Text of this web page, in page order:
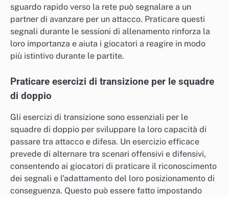
sguardo rapido verso la rete può segnalare a un
partner di avanzare per un attacco. Praticare questi
segnali durante le sessioni di allenamento rinforza la
loro importanza e aiuta i giocatori a reagire in modo
più istintivo durante le partite.
Praticare esercizi di transizione per le squadre
di doppio
Gli esercizi di transizione sono essenziali per le
squadre di doppio per sviluppare la loro capacità di
passare tra attacco e difesa. Un esercizio efficace
prevede di alternare tra scenari offensivi e difensivi,
consentendo ai giocatori di praticare il riconoscimento
dei segnali e l’adattamento del loro posizionamento di
conseguenza. Questo può essere fatto impostando